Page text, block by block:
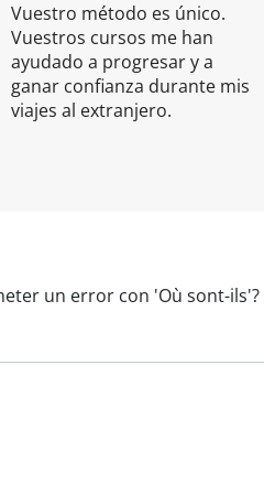
Vuestro método es único.
Vuestros cursos me han
ayudado a progresar y a
ganar confianza durante mis
viajes al extranjero.
un error con 'Où sont-ils'?